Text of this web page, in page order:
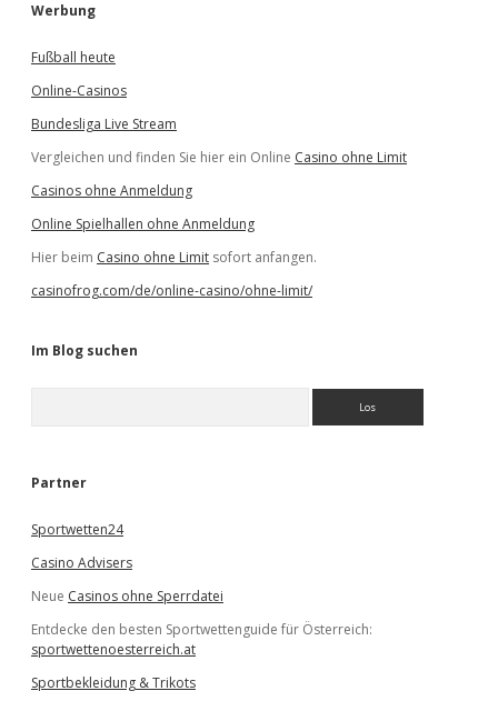
Werbung
Fußball heute
Online-Casinos
Bundesliga Live Stream
Vergleichen und finden Sie hier ein Online Casino ohne Limit
Casinos ohne Anmeldung
Online Spielhallen ohne Anmeldung
Hier beim Casino ohne Limit sofort anfangen.
casinofrog.com/de/online-casino/ohne-limit/
Im Blog suchen
e
Partner
Sportwetten24
Casino Advisers
Neue Casinos ohne Sperrdatei
Entdecke den besten Sportwettenguide für Österreich:
sportwettenoesterreich.at
Sportbekleidung & Trikots